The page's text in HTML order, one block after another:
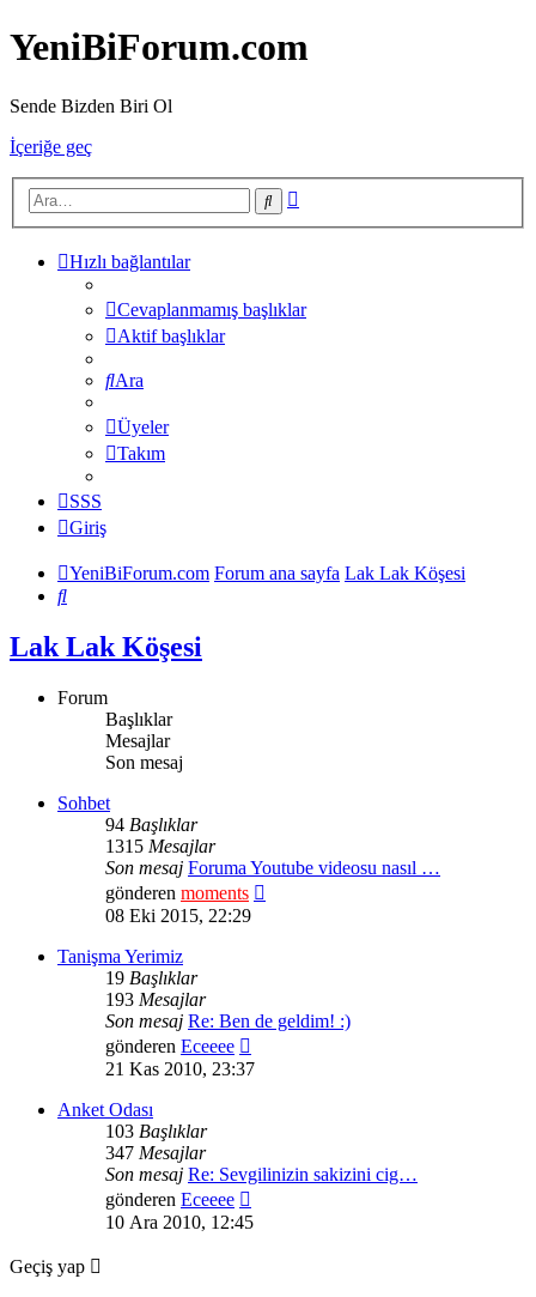
YeniBiForum.com
Sende Bizden Biri Ol
İçeriğe geç
Ara
Hızlı bağlantılar
Cevaplanmamış başlıklar
Aktif başlıklar
Ara
Üyeler
Takım
SSS
Giriş
YeniBiForum.com Forum ana sayfa Lak Lak Köşesi
Ara
Lak Lak Köşesi
Forum
Başlıklar
Mesajlar
Son mesaj
Sohbet
94 Başlıklar
1315 Mesajlar
Son mesaj Foruma Youtube videosu nasıl …
gönderen moments
08 Eki 2015, 22:29
Tanişma Yerimiz
19 Başlıklar
193 Mesajlar
Son mesaj Re: Ben de geldim! :)
gönderen Eceeee
mesajı
21 Kas 2010, 23:37
Anket Odası
103 Başlıklar
347 Mesajlar
Son mesaj Re: Sevgilinizin sakizini cig…
gönderen Eceeee
mesajı
10 Ara 2010, 12:45
Geçiş yap